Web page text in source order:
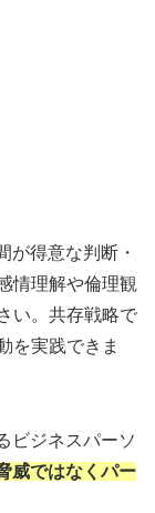
が得意な判断・
情理解や倫理観
い。共存戦略で
を実践できま
ビジネスパーソ
威ではなくパー